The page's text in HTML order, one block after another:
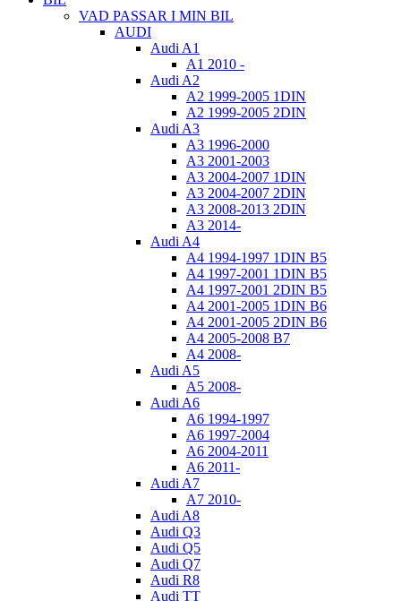
VAD PASSAR I MIN BIL
AUDI
Audi A1
A1 2010 -
Audi A2
A2 1999-2005 1DIN
A2 1999-2005 2DIN
Audi A3
A3 1996-2000
A3 2001-2003
A3 2004-2007 1DIN
A3 2004-2007 2DIN
A3 2008-2013 2DIN
A3 2014-
Audi A4
A4 1994-1997 1DIN B5
A4 1997-2001 1DIN B5
A4 1997-2001 2DIN B5
A4 2001-2005 1DIN B6
A4 2001-2005 2DIN B6
A4 2005-2008 B7
A4 2008-
Audi A5
A5 2008-
Audi A6
A6 1994-1997
A6 1997-2004
A6 2004-2011
A6 2011-
Audi A7
A7 2010-
Audi A8
Audi Q3
Audi Q5
Audi Q7
Audi R8
Audi TT